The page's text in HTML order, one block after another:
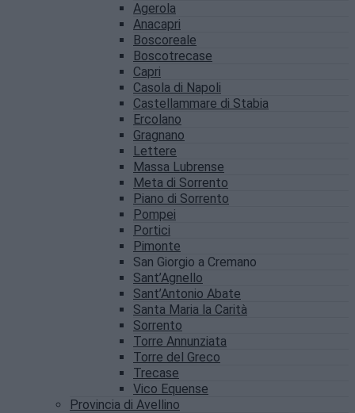
Agerola
Anacapri
Boscoreale
Boscotrecase
Capri
Casola di Napoli
Castellammare di Stabia
Ercolano
Gragnano
Lettere
Massa Lubrense
Meta di Sorrento
Piano di Sorrento
Pompei
Portici
Pimonte
San Giorgio a Cremano
Sant’Agnello
Sant’Antonio Abate
Santa Maria la Carità
Sorrento
Torre Annunziata
Torre del Greco
Trecase
Vico Equense
Provincia di Avellino